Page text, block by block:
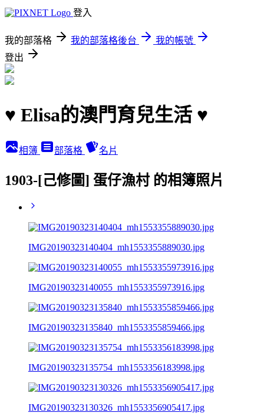
登入
我的部落格 我的部落格後台
我的帳號
登出
♥ Elisa的澳門育兒生活 ♥
相簿 部落格 名片
1903-[己修圖] 蛋仔漁村 的相簿照片
IMG20190323140404_mh1553355889030.jpg
IMG20190323140055_mh1553355973916.jpg
IMG20190323135840_mh1553355859466.jpg
IMG20190323135754_mh1553356183998.jpg
IMG20190323130326_mh1553356905417.jpg